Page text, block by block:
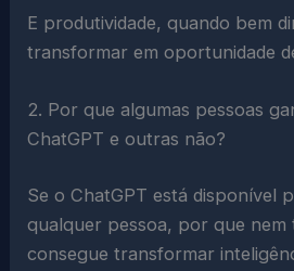
E produtividade, quando bem
transformar em oportunidade
2. Por que algumas pessoas
ChatGPT e outras não?
Se o ChatGPT está disponível
qualquer pessoa, por que nem
consegue transformar